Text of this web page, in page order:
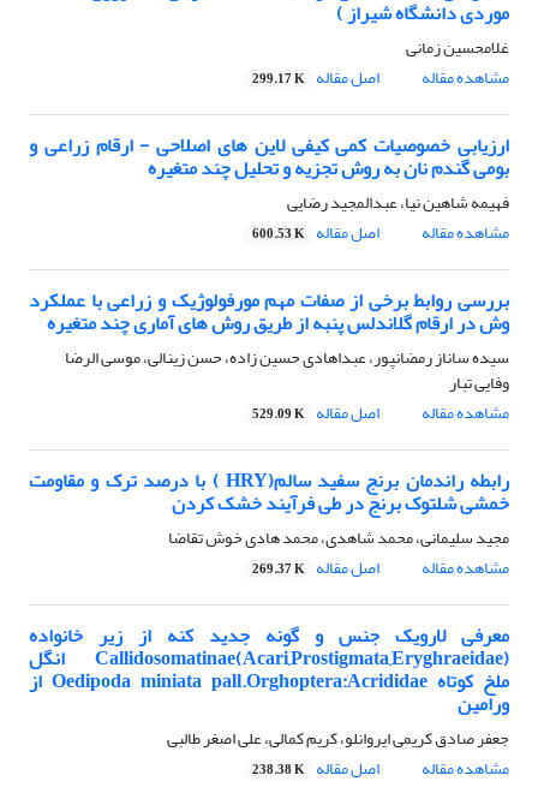
موردی دانشگاه شیراز )
غلامحسین زمانی
مشاهده مقاله
اصل مقاله 299.17 K
ارزیابی خصوصیات کمی کیفی لاین های اصلاحی - ارقام زراعی و
بومی گندم نان به روش تجزیه و تحلیل چند متغیره
فهیمه شاهین نیا، عبدالمجید رضایی
مشاهده مقاله
اصل مقاله 600.53 K
بررسی روابط برخی از صفات مهم مورفولوژیک و زراعی با عملکرد
وش در ارقام گلاندلس پنبه از طریق روش های آماری چند متغیره
سیده ساناز رمضانپور، عبداهادی حسین زاده، حسن زینالی، موسی الرضا
وفایی تبار
مشاهده مقاله
اصل مقاله 529.09 K
رابطه راندمان برنج سفید سالم(HRY ) با درصد ترک و مقاومت
خمشی شلتوک برنج در طی فرآیند خشک کردن
مجید سلیمانی، محمد شاهدی، محمد هادی خوش تقاضا
مشاهده مقاله
اصل مقاله 269.37 K
معرفی لارویک جنس و گونه جدید کنه از زیر خانواده
Callidosomatinae(Acari,Prostigmata,Eryghraeidae) انگل
ملخ کوتاه Oedipoda miniata pall.Orghoptera:Acrididae از
ورامین
جعفر صادق کریمی ایروانلو، کریم کمالی، علی اصغر طالبی
مشاهده مقاله
اصل مقاله 238.38 K